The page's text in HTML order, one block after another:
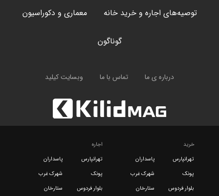
توصیه‌های اجاره و خرید خانه معماری و دکوراسیون
گوناگون
درباره ی ما تماس با ما وبسایت کیلید
خرید
تهرانپارس
پاسداران
پونک
شهرک غرب
بلوار فردوس
ستارخان
اجاره
تهرانپارس
پاسداران
پونک
شهرک غرب
بلوار فردوس
ستارخان